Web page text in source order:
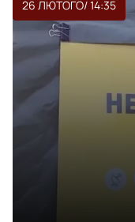
26 ЛЮТОГО/ 14:35